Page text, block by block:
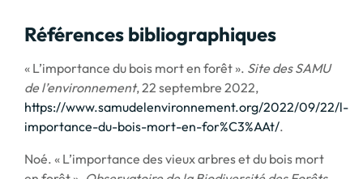
Références bibliographiques
« L’importance du bois mort en forêt ». Site des SAMU
de l’environnement, 22 septembre 2022,
https://www.samudelenvironnement.org/2022/09/22/l-
importance-du-bois-mort-en-for%C3%AAt/.
Noé. « L’importance des vieux arbres et du bois mort